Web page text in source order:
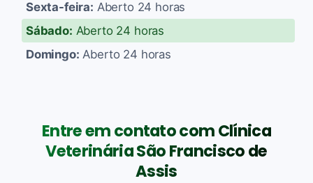
Sexta-feira: Aberto 24 horas
Sábado: Aberto 24 horas
Domingo: Aberto 24 horas
Entre em contato com Clínica
Veterinária São Francisco de
Assis